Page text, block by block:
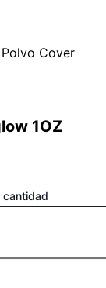
Cover
1OZ
cantidad